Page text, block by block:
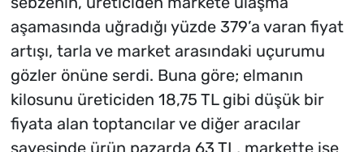
aşamasında uğradığı yüzde 379’a varan fiyat
artışı, tarla ve market arasındaki uçurumu
gözler önüne serdi. Buna göre; elmanın
kilosunu üreticiden 18,75 TL gibi düşük bir
fiyata alan toptancılar ve diğer aracılar